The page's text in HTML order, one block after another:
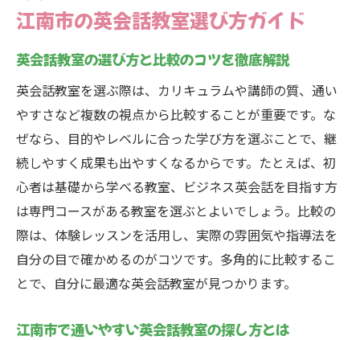
い
学校比較で注目したい英会話の授業内容と
は
月謝や教材費など英会話費用の比較を徹底
解説
英会話の目標別に適したカリキュラムを選
ぶ
子ども向け英会話教室の選択基準とは
子どもに合う英会話教室の比較ポイント紹
介
容
江南市の英会話教室選び方ガイド
英会話教室の選び方と比較のコツを徹底解説
英会話教室を選ぶ際は、カリキュラムや講師の質、通い
やすさなど複数の視点から比較することが重要です。な
ぜなら、目的やレベルに合った学び方を選ぶことで、継
続しやすく成果も出やすくなるからです。たとえば、初
心者は基礎から学べる教室、ビジネス英会話を目指す方
は専門コースがある教室を選ぶとよいでしょう。比較の
際は、体験レッスンを活用し、実際の雰囲気や指導法を
自分の目で確かめるのがコツです。多角的に比較するこ
とで、自分に最適な英会話教室が見つかります。
江南市で通いやすい英会話教室の探し方とは